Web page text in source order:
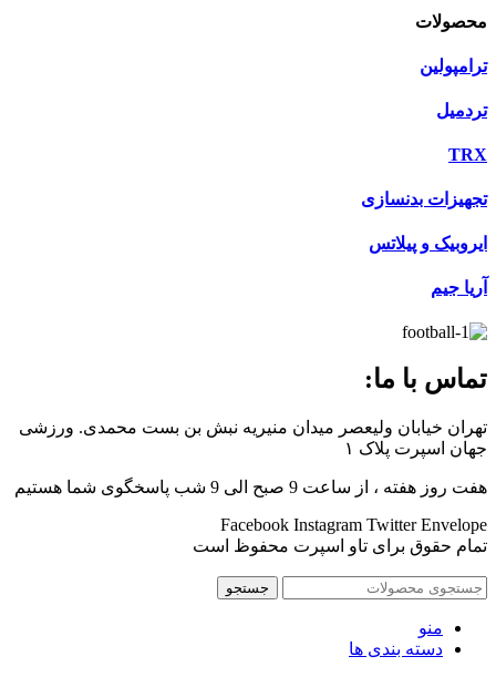
محصولات
ترامپولین
تردمیل
TRX
تجهیزات بدنسازی
ایروبیک و پیلاتس
آریا جیم
تماس با ما:
تهران خیابان ولیعصر میدان منیریه نبش بن بست محمدی. ورزشی
جهان اسپرت پلاک ۱
هفت روز هفته ، از ساعت 9 صبح الی 9 شب پاسخگوی شما هستیم
Facebook Instagram Twitter Envelope
تمام حقوق برای تاو اسپرت محفوظ است
جستجو
منو
دسته بندی ها